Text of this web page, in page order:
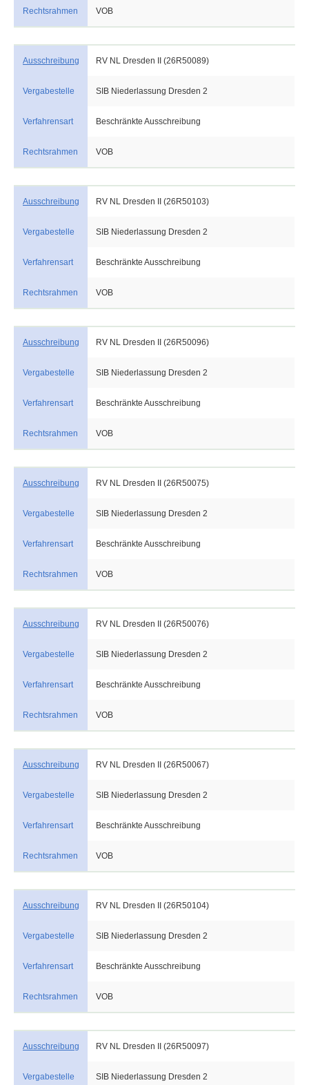
Rechtsrahmen VOB
Ausschreibung RV NL Dresden II (26R50089)
Vergabestelle SIB Niederlassung Dresden 2
Verfahrensart Beschränkte Ausschreibung
Rechtsrahmen VOB
Ausschreibung RV NL Dresden II (26R50103)
Vergabestelle SIB Niederlassung Dresden 2
Verfahrensart Beschränkte Ausschreibung
Rechtsrahmen VOB
Ausschreibung RV NL Dresden II (26R50096)
Vergabestelle SIB Niederlassung Dresden 2
Verfahrensart Beschränkte Ausschreibung
Rechtsrahmen VOB
Ausschreibung RV NL Dresden II (26R50075)
Vergabestelle SIB Niederlassung Dresden 2
Verfahrensart Beschränkte Ausschreibung
Rechtsrahmen VOB
Ausschreibung RV NL Dresden II (26R50076)
Vergabestelle SIB Niederlassung Dresden 2
Verfahrensart Beschränkte Ausschreibung
Rechtsrahmen VOB
Ausschreibung RV NL Dresden II (26R50067)
Vergabestelle SIB Niederlassung Dresden 2
Verfahrensart Beschränkte Ausschreibung
Rechtsrahmen VOB
Ausschreibung RV NL Dresden II (26R50104)
Vergabestelle SIB Niederlassung Dresden 2
Verfahrensart Beschränkte Ausschreibung
Rechtsrahmen VOB
Ausschreibung RV NL Dresden II (26R50097)
Vergabestelle SIB Niederlassung Dresden 2